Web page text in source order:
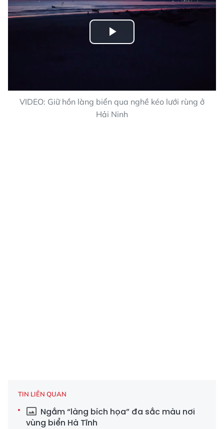
Play
VIDEO: Giữ hồn làng biển qua nghề kéo lưới rùng ở
Hải Ninh
TIN LIÊN QUAN
Ngắm “làng bích họa” đa sắc màu nơi
vùng biển Hà Tĩnh